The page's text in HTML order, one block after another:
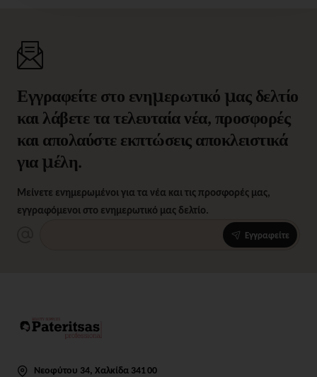
Εγγραφείτε στο ενημερωτικό μας δελτίο
και λάβετε τα τελευταία νέα, προσφορές
και απολαύστε εκπτώσεις αποκλειστικά
για μέλη.
Μείνετε ενημερωμένοι για τα νέα και τις προσφορές μας,
εγγραφόμενοι στο ενημερωτικό μας δελτίο.
Εγγραφείτε
Νεοφύτου 34, Χαλκίδα 341 00